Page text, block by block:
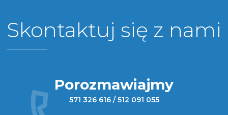
Skontaktuj się z nami
Porozmawiajmy
571 326 616/512 091 055